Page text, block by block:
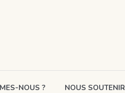
NOUS ? NOUS SOUTENIR